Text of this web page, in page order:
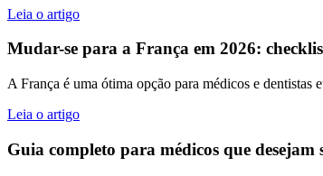
Leia o artigo
Mudar-se para a França em 2026:
A França é uma ótima opção para médicos e
Leia o artigo
Guia completo para médicos que